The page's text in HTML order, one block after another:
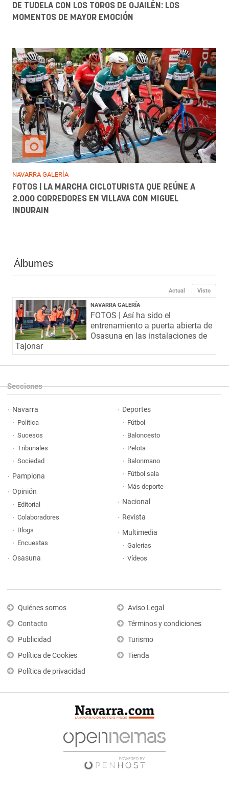
DE TUDELA CON LOS TOROS DE OJAILÉN: LOS
MOMENTOS DE MAYOR EMOCIÓN
NAVARRA GALERÍA
FOTOS | LA MARCHA CICLOTURISTA QUE REÚNE A
2.000 CORREDORES EN VILLAVA CON MIGUEL
INDURAIN
Álbumes
Visto
Actual
NAVARRA GALERÍA
FOTOS | Así ha sido el
entrenamiento a puerta abierta de
Osasuna en las instalaciones de
Tajonar
Secciones
Navarra
Política
Sucesos
Tribunales
Sociedad
Pamplona
Opinión
Editorial
Colaboradores
Blogs
Encuestas
Osasuna
Deportes
Fútbol
Baloncesto
Pelota
Balonmano
Fútbol sala
Más deporte
Nacional
Revista
Multimedia
Galerías
Vídeos
Quiénes somos
Contacto
Publicidad
Política de Cookies
Política de privacidad
Aviso Legal
Términos y condiciones
Turismo
Tienda